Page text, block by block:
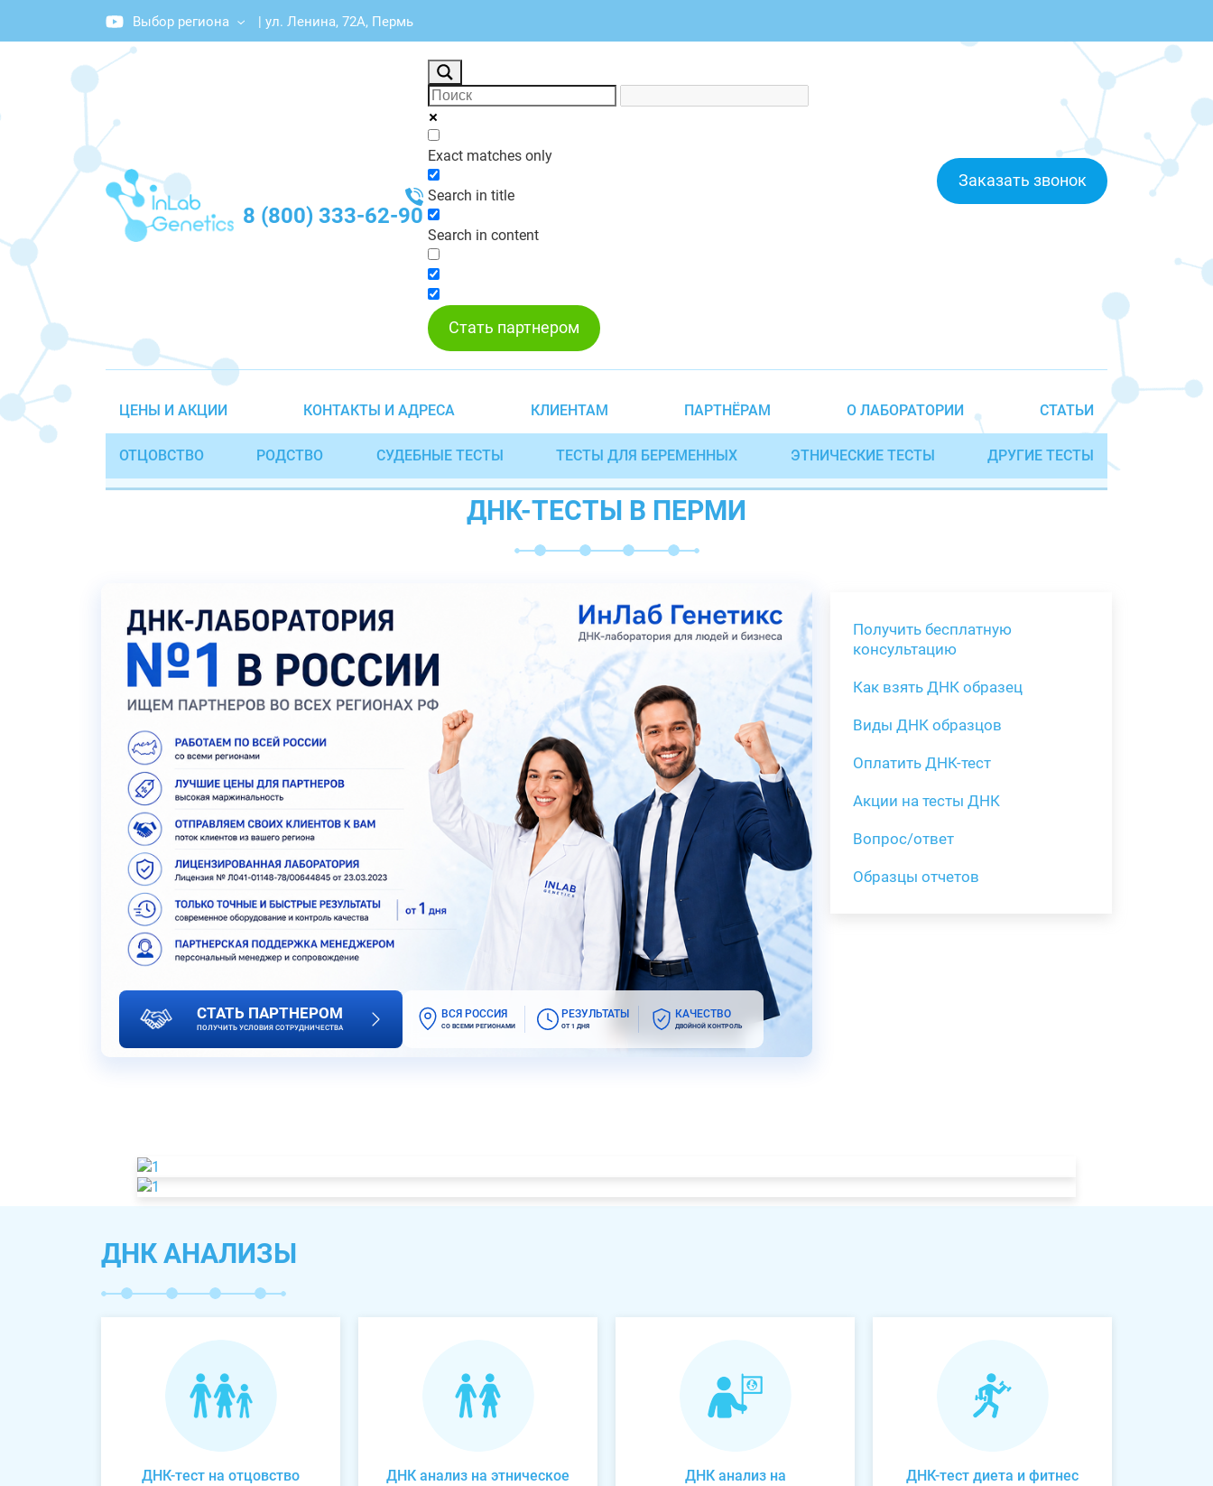
Выбор региона | ул. Ленина, 72А, Пермь
8 (800) 333-62-90
Exact matches only
Search in title
Search in content
Заказать звонок
Стать партнером
ЦЕНЫ И АКЦИИ КОНТАКТЫ И АДРЕСА КЛИЕНТАМ ПАРТНЁРАМ О ЛАБОРАТОРИИ СТАТЬИ
ОТЦОВСТВО РОДСТВО СУДЕБНЫЕ ТЕСТЫ ТЕСТЫ ДЛЯ БЕРЕМЕННЫХ ЭТНИЧЕСКИЕ ТЕСТЫ ДРУГИЕ ТЕСТЫ
ДНК-ТЕСТЫ В ПЕРМИ
СТАТЬ ПАРТНЕРОМ
ПОЛУЧИТЬ УСЛОВИЯ СОТРУДНИЧЕСТВА
ВСЯ РОССИЯ
СО ВСЕМИ РЕГИОНАМИ
РЕЗУЛЬТАТЫ
ОТ 1 ДНЯ
КАЧЕСТВО
ДВОЙНОЙ КОНТРОЛЬ
Получить бесплатную
консультацию
Как взять ДНК образец
Виды ДНК образцов
Оплатить ДНК-тест
Акции на тесты ДНК
Вопрос/ответ
Образцы отчетов
ДНК АНАЛИЗЫ
ДНК-тест на отцовство
ДНК анализ на этническое
ДНК анализ на
ДНК-тест диета и фитнес